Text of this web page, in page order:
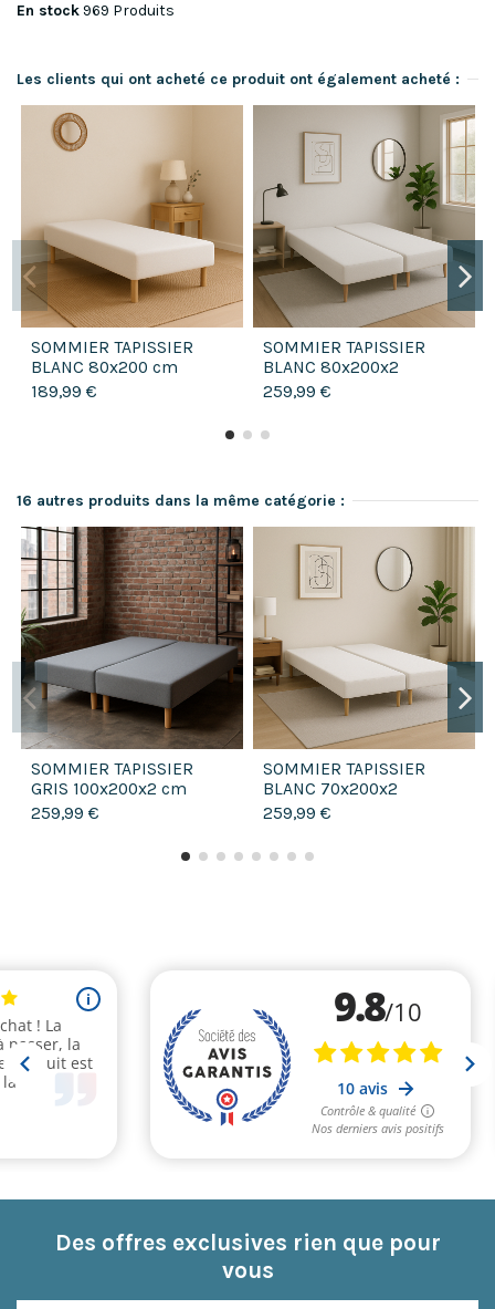
En stock969 Produits
Les clients qui ont acheté ce produit ont également acheté :
SOMMIER TAPISSIER
BLANC 80x200 cm
FABRICATION FRANÇAISE
189,99 €
SOMMIER TAPISSIER
BLANC 80x200x2
(160x200) | FABRICATION
PIEDS...
259,99 €
16 autres produits dans la même catégorie :
SOMMIER TAPISSIER
GRIS 100x200x2 cm
(200x200) | FABRICATION
259,99 €
SOMMIER TAPISSIER
BLANC 70x200x2
(140x200) | FABRICATION
PIEDS...
259,99 €
Des offres exclusives rien que pour
vous